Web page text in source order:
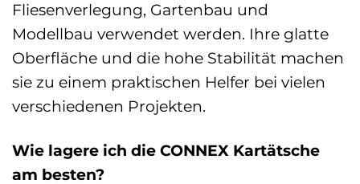
Fliesenverlegung, Gartenbau und
Modellbau verwendet werden. Ihre glatte
Oberfläche und die hohe Stabilität machen
sie zu einem praktischen Helfer bei vielen
verschiedenen Projekten.
Wie lagere ich die CONNEX Kartätsche
am besten?